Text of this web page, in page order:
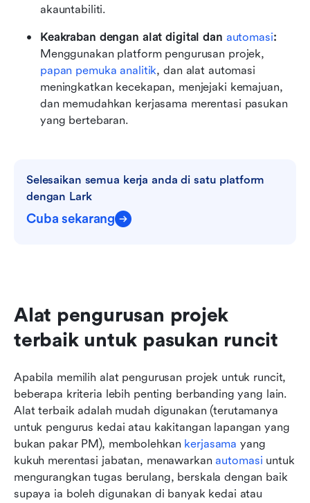
akauntabiliti.
Keakraban dengan alat digital dan automasi:
papan pemuka analitik, dan alat automasi
meningkatkan kecekapan, menjejaki kemajuan,
dan memudahkan kerjasama merentasi pasukan
yang bertebaran.
Selesaikan semua kerja anda di satu platform
dengan Lark
Cuba sekarang
Alat pengurusan projek
terbaik untuk pasukan runcit
Apabila memilih alat pengurusan projek untuk runcit,
beberapa kriteria lebih penting berbanding yang lain.
Alat terbaik adalah mudah digunakan (terutamanya
untuk pengurus kedai atau kakitangan lapangan yang
bukan pakar PM), membolehkan kerjasama yang
kukuh merentasi jabatan, menawarkan automasi untuk
mengurangkan tugas berulang, berskala dengan baik
supaya ia boleh digunakan di banyak kedai atau